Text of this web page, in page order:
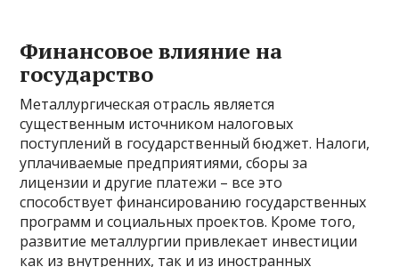
Финансовое влияние на
государство
Металлургическая отрасль является
существенным источником налоговых
поступлений в государственный бюджет. Налоги,
уплачиваемые предприятиями, сборы за
лицензии и другие платежи – все это
способствует финансированию государственных
программ и социальных проектов. Кроме того,
развитие металлургии привлекает инвестиции
как из внутренних, так и из иностранных